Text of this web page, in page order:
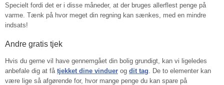
Specielt fordi det er i disse måneder, at der bruges allerflest penge på
varme. Tænk på hvor meget din regning kan sænkes, med en mindre
indsats!
Andre gratis tjek
Hvis du gerne vil have gennemgået din bolig grundigt, kan vi ligeledes
anbefale dig at få tjekket dine vinduer og dit tag. De to elementer kan
være lige så afgørende for, hvor mange penge du kan spare på